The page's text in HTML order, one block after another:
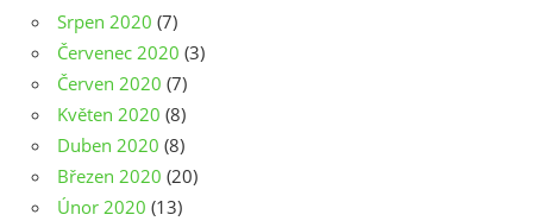
Srpen 2020 (7)
Červenec 2020 (3)
Červen 2020 (7)
Květen 2020 (8)
Duben 2020 (8)
Březen 2020 (20)
Únor 2020 (13)